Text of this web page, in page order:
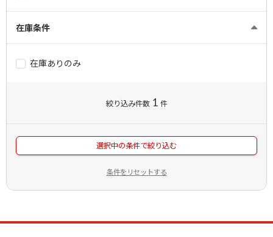
在庫条件
在庫ありのみ
絞り込み件数 1 件
選択中の条件で絞り込む
条件をリセットする